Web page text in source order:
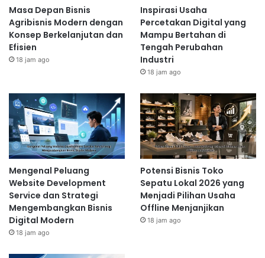
Masa Depan Bisnis
Agribisnis Modern dengan
Konsep Berkelanjutan dan
Efisien
18 jam ago
Inspirasi Usaha
Percetakan Digital yang
Mampu Bertahan di
Tengah Perubahan
Industri
18 jam ago
Mengenal Peluang
Website Development
Service dan Strategi
Mengembangkan Bisnis
Digital Modern
18 jam ago
Potensi Bisnis Toko
Sepatu Lokal 2026 yang
Menjadi Pilihan Usaha
Offline Menjanjikan
18 jam ago